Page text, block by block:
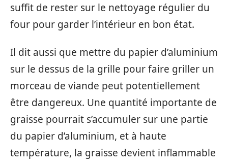
suffit de rester sur le nettoyage régulier du
four pour garder l’intérieur en bon état.
Il dit aussi que mettre du papier d’aluminium
sur le dessus de la grille pour faire griller un
morceau de viande peut potentiellement
être dangereux. Une quantité importante de
graisse pourrait s’accumuler sur une partie
du papier d’aluminium, et à haute
température, la graisse devient inflammable